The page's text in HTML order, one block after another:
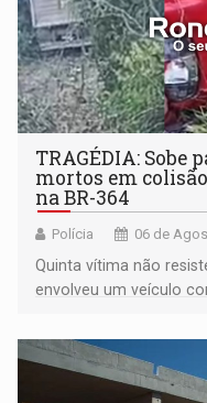
TRAGÉDIA: Sobe
mortos em
na BR-364
Polícia 06 de
Quinta vítima não
envolveu um veículo